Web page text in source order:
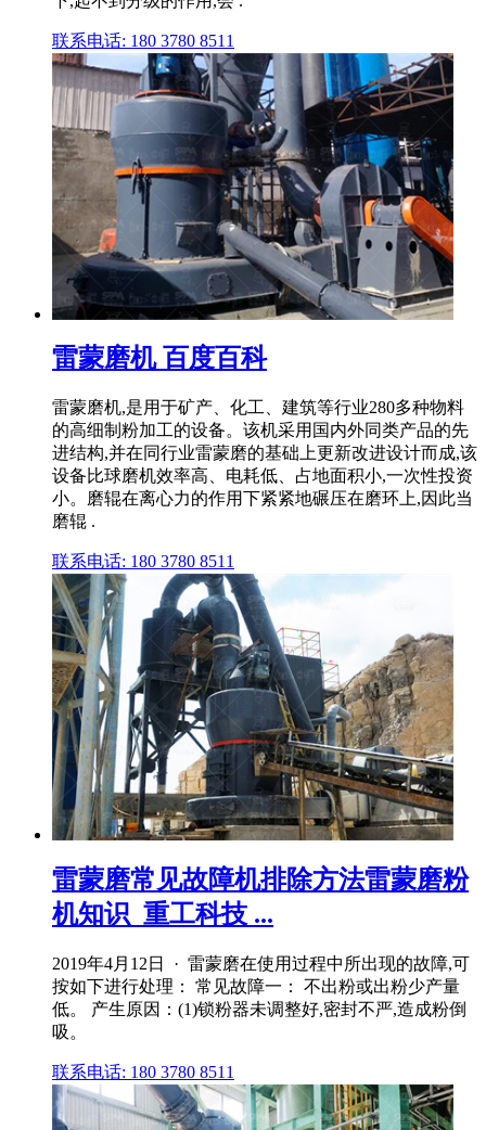
联系电话: 180 3780 8511
雷蒙磨机 百度百科
雷蒙磨机,是用于矿产、化工、建筑等行业280多种物料
的高细制粉加工的设备。该机采用国内外同类产品的先
进结构,并在同行业雷蒙磨的基础上更新改进设计而成,该
设备比球磨机效率高、电耗低、占地面积小,一次性投资
小。磨辊在离心力的作用下紧紧地碾压在磨环上,因此当
磨辊 .
联系电话: 180 3780 8511
雷蒙磨常见故障机排除方法雷蒙磨粉
机知识_重工科技 ...
2019年4月12日 · 雷蒙磨在使用过程中所出现的故障,可
按如下进行处理： 常见故障一： 不出粉或出粉少产量
低。 产生原因：(1)锁粉器未调整好,密封不严,造成粉倒
吸。
联系电话: 180 3780 8511